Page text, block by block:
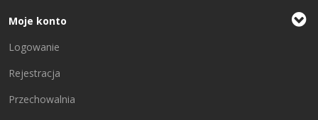
Moje konto
Logowanie
Rejestracja
Przechowalnia